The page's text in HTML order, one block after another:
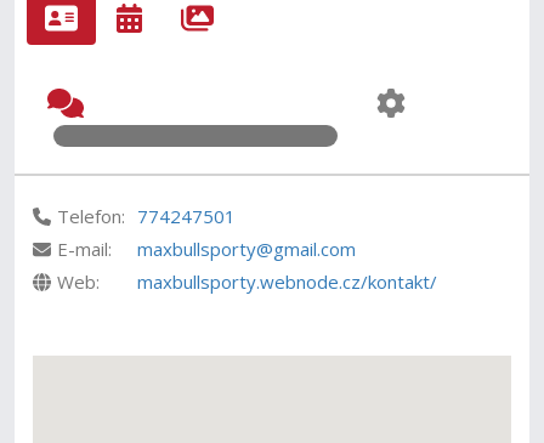
Telefon: 774247501
E-mail:
maxbullsporty@gmail.com
Web:
maxbullsporty.webnode.cz/kontakt/